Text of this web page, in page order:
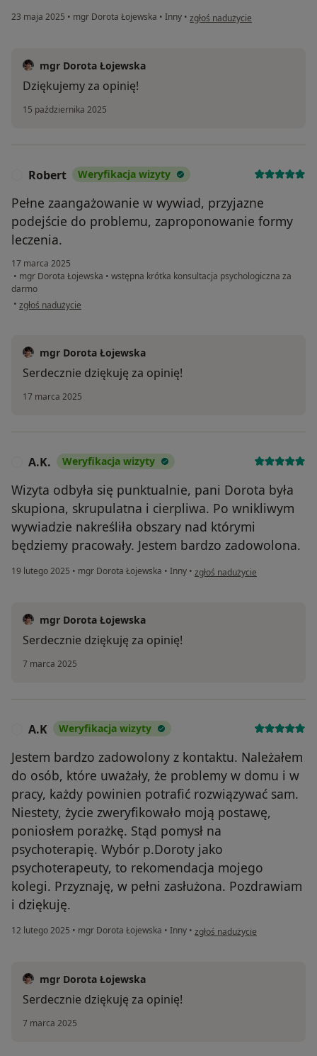
23 maja 2025 • mgr Dorota Łojewska • Inny • w opinii użytkownika Karolina
zgłoś nadużycie
mgr Dorota Łojewska
Dziękujemy za opinię!
15 października 2025
Robert Weryfikacja wizyty
Pełne zaangażowanie w wywiad, przyjazne
podejście do problemu, zaproponowanie formy
leczenia.
17 marca 2025
• mgr Dorota Łojewska • wstępna krótka konsultacja psychologiczna za
darmo
• w opinii użytkownika Robert
zgłoś nadużycie
mgr Dorota Łojewska
Serdecznie dziękuję za opinię!
17 marca 2025
A.K. Weryfikacja wizyty
Wizyta odbyła się punktualnie, pani Dorota była
skupiona, skrupulatna i cierpliwa. Po wnikliwym
wywiadzie nakreśliła obszary nad którymi
będziemy pracowały. Jestem bardzo zadowolona.
19 lutego 2025 • mgr Dorota Łojewska • Inny • w opinii użytkownika A.K.
zgłoś nadużycie
mgr Dorota Łojewska
Serdecznie dziękuję za opinię!
7 marca 2025
A.K Weryfikacja wizyty
Jestem bardzo zadowolony z kontaktu. Należałem
do osób, które uważały, że problemy w domu i w
pracy, każdy powinien potrafić rozwiązywać sam.
Niestety, życie zweryfikowało moją postawę,
poniosłem porażkę. Stąd pomysł na
psychoterapię. Wybór p.Doroty jako
psychoterapeuty, to rekomendacja mojego
kolegi. Przyznaję, w pełni zasłużona. Pozdrawiam
i dziękuję.
12 lutego 2025 • mgr Dorota Łojewska • Inny • w opinii użytkownika A.K
zgłoś nadużycie
mgr Dorota Łojewska
Serdecznie dziękuję za opinię!
7 marca 2025